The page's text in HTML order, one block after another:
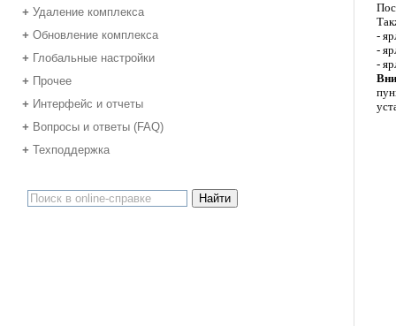
+ Удаление комплекса
+ Обновление комплекса
+ Глобальные настройки
+ Прочее
+ Интерфейс и отчеты
+ Вопросы и ответы (FAQ)
+ Техподдержка
-
-
-